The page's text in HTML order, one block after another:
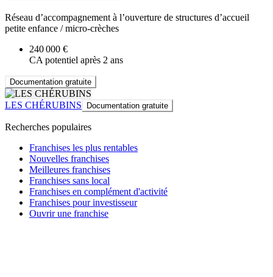
Réseau d’accompagnement à l’ouverture de structures d’accueil
petite enfance / micro-crèches
240 000 €
CA potentiel après 2 ans
Documentation gratuite
LES CHÉRUBINS Documentation gratuite
Recherches populaires
Franchises les plus rentables
Nouvelles franchises
Meilleures franchises
Franchises sans local
Franchises en complément d'activité
Franchises pour investisseur
Ouvrir une franchise